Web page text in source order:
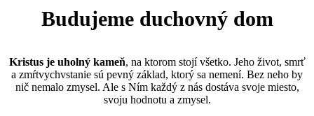
Budujeme duchovný dom
Kristus je uholný kameň, na ktorom stojí všetko. Jeho život, smrť
a zmŕtvychvstanie sú pevný základ, ktorý sa nemení. Bez neho by
nič nemalo zmysel. Ale s Ním každý z nás dostáva svoje miesto,
svoju hodnotu a zmysel.